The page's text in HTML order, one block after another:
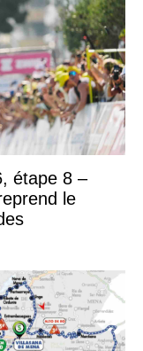
étape 8 –
le